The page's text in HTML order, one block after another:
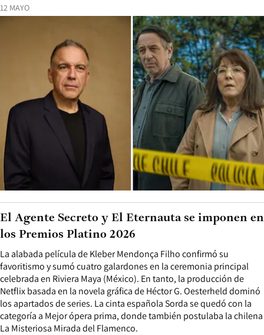
12 MAYO
La alabada película de Kleber Mendonça Filho confirmó su
favoritismo y sumó cuatro galardones en la ceremonia principal
celebrada en Riviera Maya (México). En tanto, la producción de
Netflix basada en la novela gráfica de Héctor G. Oesterheld dominó
los apartados de series. La cinta española Sorda se quedó con la
categoría a Mejor ópera prima, donde también postulaba la chilena
La Misteriosa Mirada del Flamenco.
El Agente Secreto y El Eternauta se imponen en
los Premios Platino 2026